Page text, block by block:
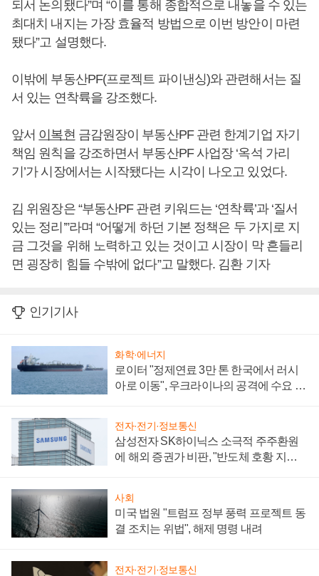
되서 논의됐다”며 “이를 통해 종합적으로 내놓을 수 있는
최대치 내지는 가장 효율적 방법으로 이번 방안이 마련
됐다”고 설명했다.
이밖에 부동산PF(프로젝트 파이낸싱)와 관련해서는 질
서 있는 연착륙을 강조했다.
앞서 이복현 금감원장이 부동산PF 관련 한계기업 자기
책임 원칙을 강조하면서 부동산PF 사업장 ‘옥석 가리
기’가 시장에서는 시작됐다는 시각이 나오고 있었다.
김 위원장은 “부동산PF 관련 키워드는 ‘연착륙’과 ‘질서
있는 정리’”라며 “어떻게 하던 기본 정책은 두 가지로 지
금 그것을 위해 노력하고 있는 것이고 시장이 막 흔들리
면 굉장히 힘들 수밖에 없다”고 말했다. 김환 기자
인기기사
화학·에너지
로이터 "정제연료 3만 톤 한국에서 러시
아로 이동", 우크라이나의 공격에 수요 늘
전자·전기·정보통신
삼성전자 SK하이닉스 소극적 주주환원
에 해외 증권가 비판, "반도체 호황 지속
사회
미국 법원 "트럼프 정부 풍력 프로젝트 동
결 조치는 위법", 해제 명령 내려
전자·전기·정보통신